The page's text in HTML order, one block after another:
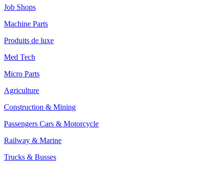
Job Shops
Machine Parts
Produits de luxe
Med Tech
Micro Parts
Agriculture
Construction & Mining
Passengers Cars & Motorcycle
Railway & Marine
Trucks & Busses